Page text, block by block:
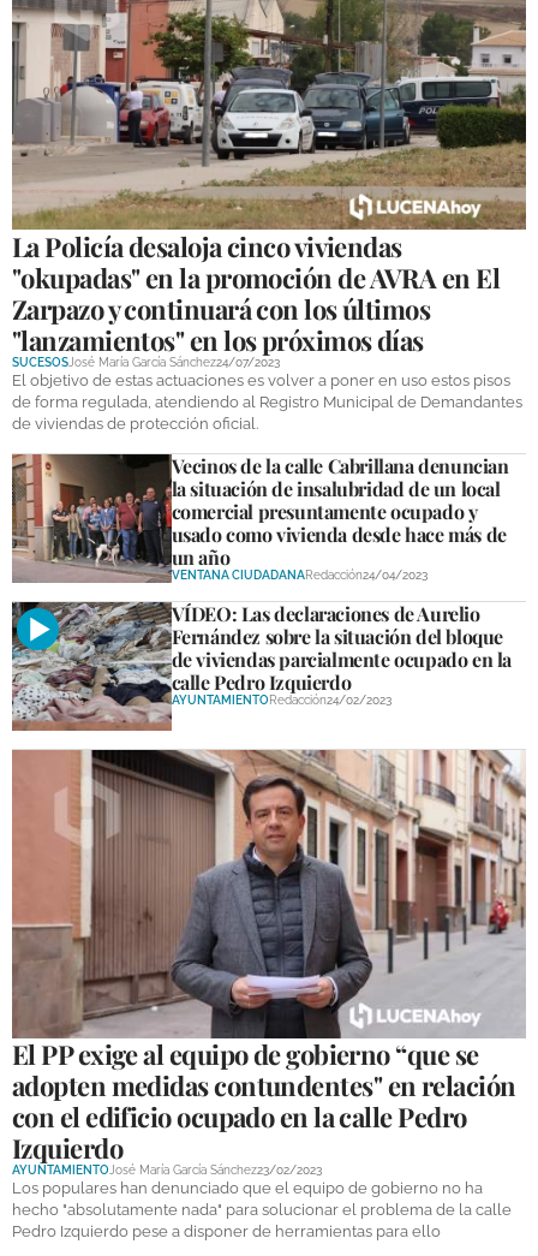
NECROLÓGICAS
GALERÍAS
La Policía desaloja cinco viviendas
"okupadas" en la promoción de AVRA en El
Zarpazo y continuará con los últimos
"lanzamientos" en los próximos días
SUCESOS José María García Sánchez24/07/2023
El objetivo de estas actuaciones es volver a poner en uso estos pisos
de forma regulada, atendiendo al Registro Municipal de Demandantes
de viviendas de protección oficial.
Vecinos de la calle Cabrillana denuncian
la situación de insalubridad de un local
comercial presuntamente ocupado y
usado como vivienda desde hace más de
un año
VENTANA CIUDADANARedacción24/04/2023
VÍDEO: Las declaraciones de Aurelio
Fernández sobre la situación del bloque
de viviendas parcialmente ocupado en la
calle Pedro Izquierdo
AYUNTAMIENTORedacción24/02/2023
El PP exige al equipo de gobierno “que se
adopten medidas contundentes" en relación
con el edificio ocupado en la calle Pedro
Izquierdo
AYUNTAMIENTOJosé María García Sánchez23/02/2023
Los populares han denunciado que el equipo de gobierno no ha
hecho "absolutamente nada" para solucionar el problema de la calle
Pedro Izquierdo pese a disponer de herramientas para ello